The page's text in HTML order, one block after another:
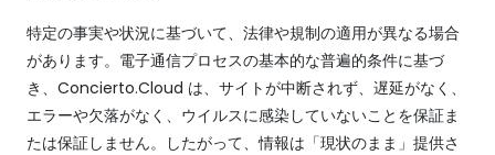
特定の事実や状況に基づいて、法律や規制の適用が異なる場合
があります。電子通信プロセスの基本的な普遍的条件に基づ
き、Concierto.Cloud は、サイトが中断されず、遅延がなく、
エラーや欠落がなく、ウイルスに感染していないことを保証ま
たは保証しません。したがって、情報は「現状のまま」提供さ